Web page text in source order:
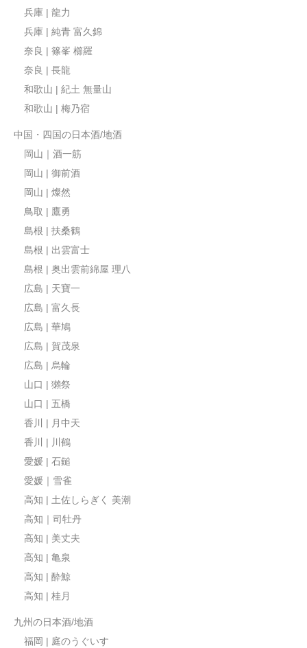
兵庫 | 龍力
兵庫 | 純青 富久錦
奈良 | 篠峯 櫛羅
奈良 | 長龍
和歌山 | 紀土 無量山
和歌山 | 梅乃宿
中国・四国の日本酒/地酒
岡山｜酒一筋
岡山 | 御前酒
岡山 | 燦然
鳥取 | 鷹勇
島根 | 扶桑鶴
島根 | 出雲富士
島根 | 奥出雲前綿屋 理八
広島 | 天寶一
広島 | 富久長
広島 | 華鳩
広島 | 賀茂泉
広島 | 烏輪
山口 | 獺祭
山口 | 五橋
香川 | 月中天
香川 | 川鶴
愛媛 | 石鎚
愛媛｜雪雀
高知 | 土佐しらぎく 美潮
高知｜司牡丹
高知 | 美丈夫
高知 | 亀泉
高知 | 酔鯨
高知 | 桂月
九州の日本酒/地酒
福岡 | 庭のうぐいす